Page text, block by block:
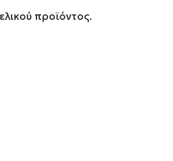
προϊόντος.